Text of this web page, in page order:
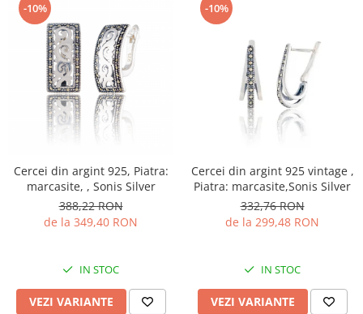
-10%
Cercei din argint 925, Piatra:
marcasite, , Sonis Silver
388,22 RON
de la 349,40 RON
IN STOC
VEZI VARIANTE
-10%
Cercei din argint 925 vintage ,
Piatra: marcasite,Sonis Silver
332,76 RON
de la 299,48 RON
IN STOC
VEZI VARIANTE